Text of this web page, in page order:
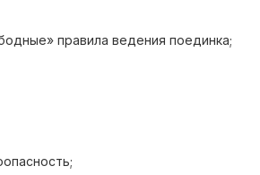
правила ведения поединка;